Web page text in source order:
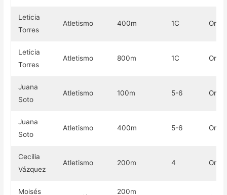
Leticia
Torres
Atletismo 400m 1C Oro
Leticia
Torres
Atletismo 800m 1C Oro
Juana
Soto
Atletismo 100m 5-6 Oro
Juana
Soto
Atletismo 400m 5-6 Oro
Cecilia
Vázquez
Atletismo 200m 4 Oro
Moisés 200m